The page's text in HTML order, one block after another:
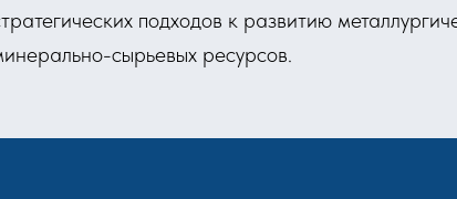
подходов к развитию
сырьевых ресурсов.